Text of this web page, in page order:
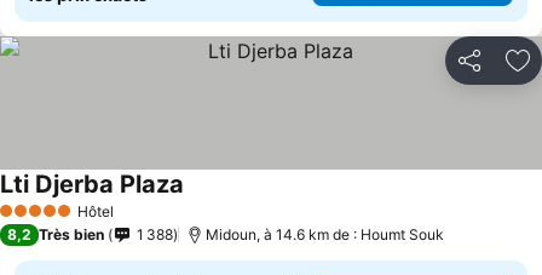
Partager
5 Étoiles Hôtel
Lti Djerba Plaza
8,2 Très bien 1 388 Midoun, à 14.6 km de : Houmt Souk